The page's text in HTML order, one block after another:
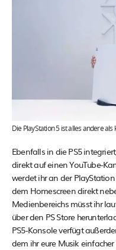
Die PlayStation 5 ist alles andere als
Ebenfalls in die PS5
direkt auf einen YouTube-
werdet ihr an der
dem Homescreen direkt
Medienbereichs müsst ihr
über den PS Store
PS5-Konsole verfügt
dem ihr eure Musik